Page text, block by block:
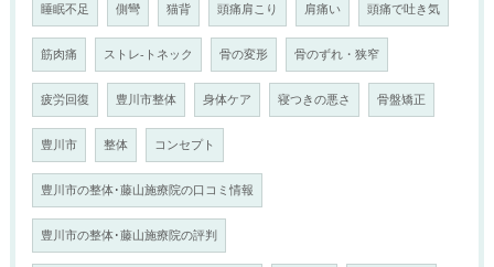
睡眠不足 側彎 猫背 頭痛肩こり 肩痛い 頭痛で吐き気
筋肉痛 ストレ-トネック 骨の変形 骨のずれ・狭窄
疲労回復 豊川市整体 身体ケア 寝つきの悪さ 骨盤矯正
豊川市 整体 コンセプト
豊川市の整体･藤山施療院の口コミ情報
豊川市の整体･藤山施療院の評判